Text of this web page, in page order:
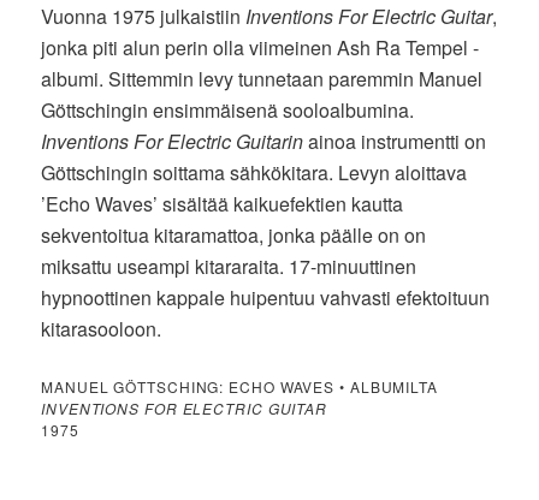
Vuonna 1975 julkaistiin Inventions For Electric Guitar,
jonka piti alun perin olla viimeinen Ash Ra Tempel -
albumi. Sittemmin levy tunnetaan paremmin Manuel
Göttschingin ensimmäisenä sooloalbumina.
Inventions For Electric Guitarinainoa instrumentti on
Göttschingin soittama sähkökitara. Levyn aloittava
’Echo Waves’ sisältää kaikuefektien kautta
sekventoitua kitaramattoa, jonka päälle on on
miksattu useampi kitararaita. 17-minuuttinen
hypnoottinen kappale huipentuu vahvasti efektoituun
kitarasooloon.
MANUEL GÖTTSCHING: ECHO WAVES • ALBUMILTA
INVENTIONS FOR ELECTRIC GUITAR
1975